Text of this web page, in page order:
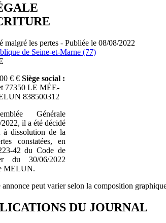
les pertes - Publiée le 08/08/2022
de Seine-et-Marne (77)
€ € Siège social :
77350 LE MÉE-
838500312
Générale
il a été décidé
à dissolution de la
constatées, en
42 du Code de
du 30/06/2022
MELUN.
peut varier selon la composition
DU JOURNAL